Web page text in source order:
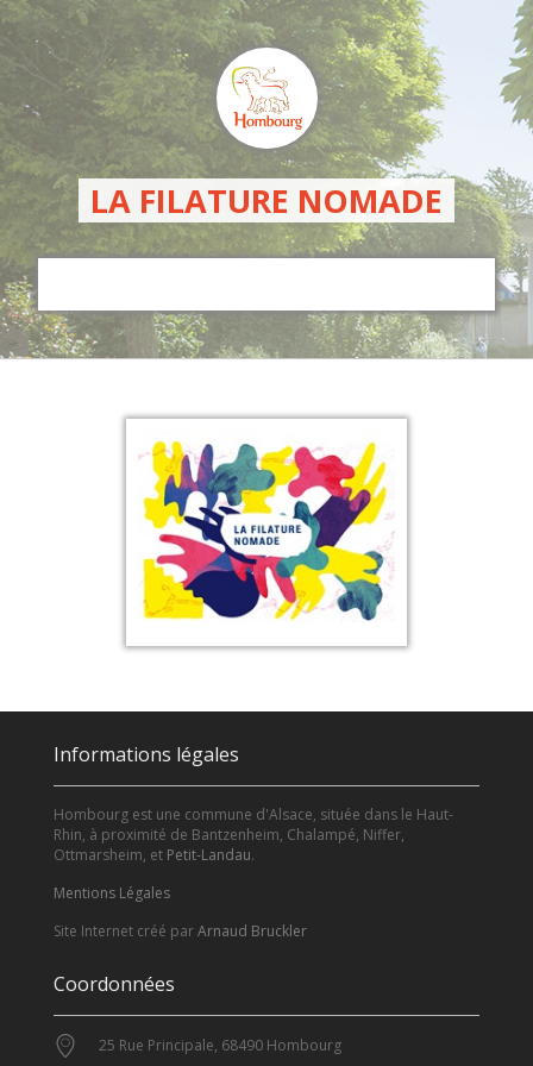
LA FILATURE NOMADE
Informations légales
Hombourg est une commune d'Alsace, située dans le Haut-
Rhin, à proximité de Bantzenheim, Chalampé, Niffer,
Ottmarsheim, et Petit-Landau.
Mentions Légales
Site Internet créé parArnaud Bruckler
Coordonnées
25 Rue Principale, 68490 Hombourg